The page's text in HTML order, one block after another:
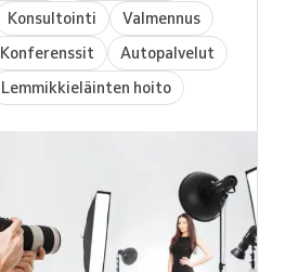
Konsultointi
Valmennus
Konferenssit
Autopalvelut
Lemmikkieläinten hoito